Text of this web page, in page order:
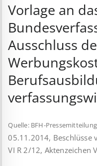
Vorlage an
Ausschluss
Quelle: BFH-
05.11.2014, Beschlüsse
VI R 2/12, Aktenzeichen